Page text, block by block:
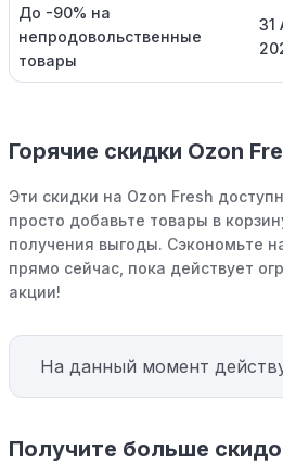
До -90% на
непродовольственные
товары
31
Горячие скидки Ozon
Эти скидки на Ozon Fresh
просто добавьте товары в
получения выгоды. Сэкономьте
прямо сейчас, пока действует
акции!
На данный момент
Получите больше